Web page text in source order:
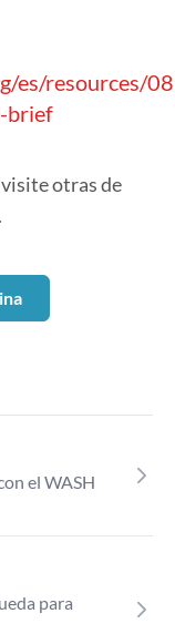
es/resources/
brief
otras de
el WASH
para